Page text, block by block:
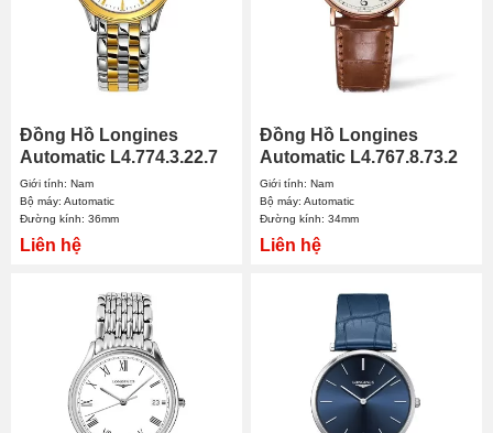
Đồng Hồ Longines
Automatic L4.774.3.22.7
36mm Nam
Giới tính: Nam
Bộ máy: Automatic
Đường kính: 36mm
Liên hệ
Đồng Hồ Longines
Automatic L4.767.8.73.2
34mm Nam
Giới tính: Nam
Bộ máy: Automatic
Đường kính: 34mm
Liên hệ